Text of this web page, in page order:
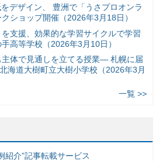
デザイン、 豊洲で「うさプロオンラ
ショップ開催（2026年3月18日）
支援、効果的な学習サイクルで学習
高等学校（2026年3月10日）
主体で見通しを立てる授業— 札幌に届
海道大樹町立大樹小学校（2026年3月
一覧 >>
紹介”記事転載サービス